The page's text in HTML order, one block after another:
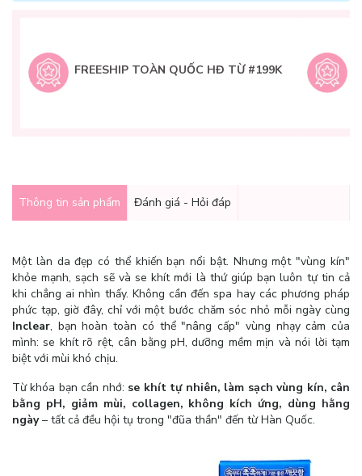
FREESHIP TOÀN QUỐC HĐ TỪ #199K
Thông tin sản phẩm Đánh giá - Hỏi đáp
Một làn da đẹp có thể khiến bạn nổi bật. Nhưng một "vùng kín"
khỏe mạnh, sạch sẽ và se khít mới là thứ giúp bạn luôn tự tin cả
khi chẳng ai nhìn thấy. Không cần đến spa hay các phương pháp
phức tạp, giờ đây, chỉ với một bước chăm sóc nhỏ mỗi ngày cùng
Inclear, bạn hoàn toàn có thể "nâng cấp" vùng nhạy cảm của
mình: se khít rõ rệt, cân bằng pH, dưỡng mềm mịn và nói lời tạm
biệt với mùi khó chịu.
Từ khóa bạn cần nhớ: se khít tự nhiên, làm sạch vùng kín, cân
bằng pH, giảm mùi, collagen, không kích ứng, dùng hằng
ngày– tất cả đều hội tụ trong "đũa thần" đến từ Hàn Quốc.